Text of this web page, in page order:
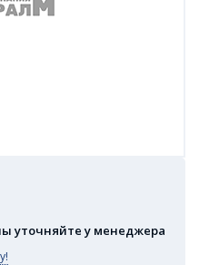
уточняйте у менеджера